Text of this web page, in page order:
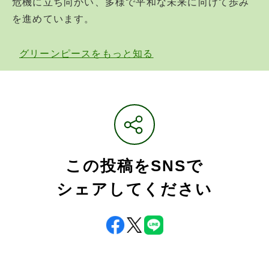
危機に立ち向かい、多様で平和な未来に向けて歩み
を進めています。
グリーンピースをもっと知る
この投稿をSNSで
シェアしてください